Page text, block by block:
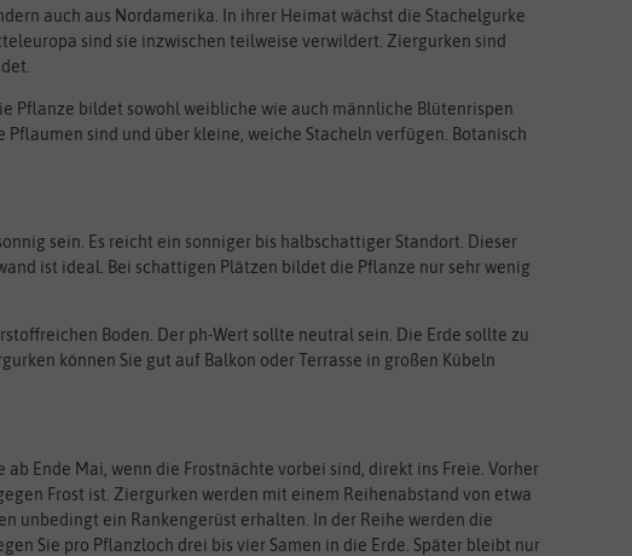
auch aus Nordamerika. In ihrer Heimat wächst die Stachelgurke
sind sie inzwischen teilweise verwildert. Ziergurken sind
Pflanze bildet sowohl weibliche wie auch männliche Blütenrispen
sind und über kleine, weiche Stacheln verfügen. Botanisch
sein. Es reicht ein sonniger bis halbschattiger Standort. Dieser
ist ideal. Bei schattigen Plätzen bildet die Pflanze nur sehr wenig
Boden. Der ph-Wert sollte neutral sein. Die Erde sollte zu
können Sie gut auf Balkon oder Terrasse in großen Kübeln
Ende Mai, wenn die Frostnächte vorbei sind, direkt ins Freie. Vorher
Frost ist. Ziergurken werden mit einem Reihenabstand von etwa
unbedingt ein Rankengerüst erhalten. In der Reihe werden die
Sie pro Pflanzloch drei bis vier Samen in die Erde. Später bleibt nur